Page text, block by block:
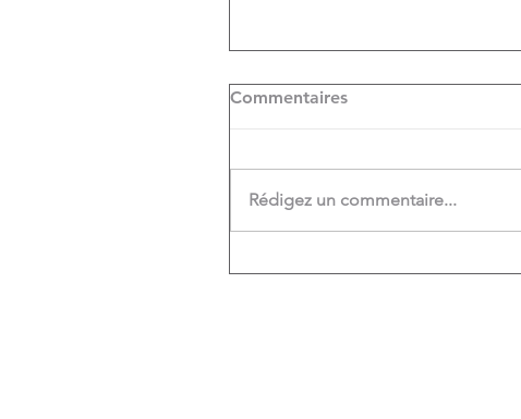
Commentaires
Rédigez un commentaire...